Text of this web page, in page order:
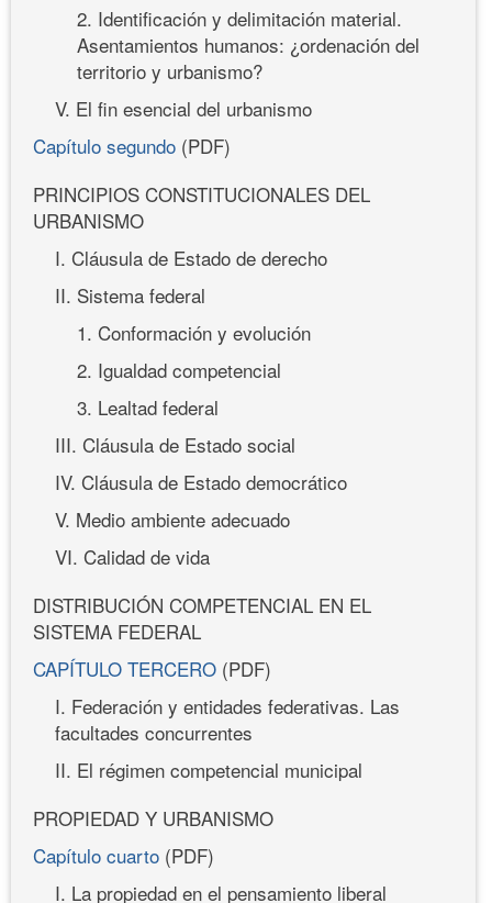
2. Identificación y delimitación material.
Asentamientos humanos: ¿ordenación del
territorio y urbanismo?
V. El fin esencial del urbanismo
Capítulo segundo (PDF)
PRINCIPIOS CONSTITUCIONALES DEL
URBANISMO
I. Cláusula de Estado de derecho
II. Sistema federal
1. Conformación y evolución
2. Igualdad competencial
3. Lealtad federal
III. Cláusula de Estado social
IV. Cláusula de Estado democrático
V. Medio ambiente adecuado
VI. Calidad de vida
DISTRIBUCIÓN COMPETENCIAL EN EL
SISTEMA FEDERAL
CAPÍTULO TERCERO (PDF)
I. Federación y entidades federativas. Las
facultades concurrentes
II. El régimen competencial municipal
PROPIEDAD Y URBANISMO
Capítulo cuarto (PDF)
I. La propiedad en el pensamiento liberal